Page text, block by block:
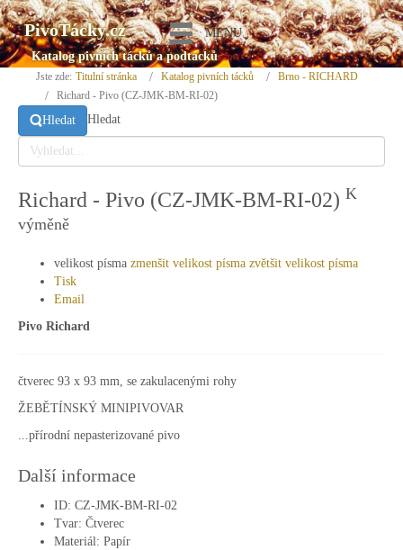
MENU
Katalog pivních tácků a podtácků
PivoTácky.cz
Jste zde: Titulní stránka Katalog pivních tácků
Brno - RICHARD
Richard - Pivo (CZ-JMK-BM-RI-02)
Hledat Hledat
Richard - Pivo (CZ-JMK-BM-RI-02) K
výměně
velikost písma zmenšit velikost písma zvětšit velikost písma
Tisk
Email
Pivo Richard
čtverec 93 x 93 mm, se zakulacenými rohy
ŽEBĚTÍNSKÝ MINIPIVOVAR
...přírodní nepasterizované pivo
Další informace
ID: CZ-JMK-BM-RI-02
Tvar: Čtverec
Materiál: Papír